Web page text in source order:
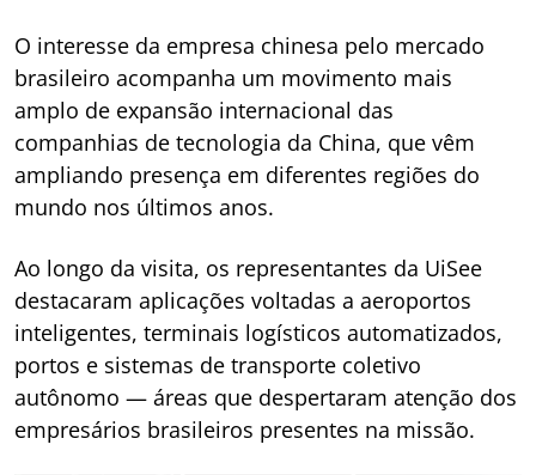
O interesse da empresa chinesa pelo mercado
brasileiro acompanha um movimento mais
amplo de expansão internacional das
companhias de tecnologia da China, que vêm
ampliando presença em diferentes regiões do
mundo nos últimos anos.
Ao longo da visita, os representantes da UiSee
destacaram aplicações voltadas a aeroportos
inteligentes, terminais logísticos automatizados,
portos e sistemas de transporte coletivo
autônomo — áreas que despertaram atenção dos
empresários brasileiros presentes na missão.